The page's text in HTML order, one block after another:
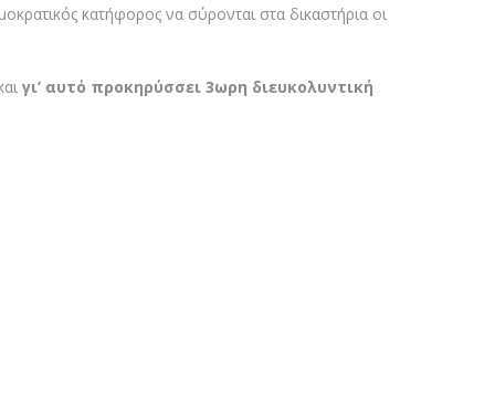
κατήφορος να σύρονται στα δικαστήρια οι
γι’ αυτό προκηρύσσει 3ωρη διευκολυντική